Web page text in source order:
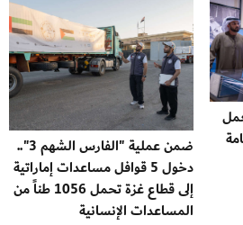
ضمن عملية "الفارس الشهم 3"..
دخول 5 قوافل مساعدات إماراتية
إلى قطاع غزة تحمل 1056 طناً من
المساعدات الإنسانية